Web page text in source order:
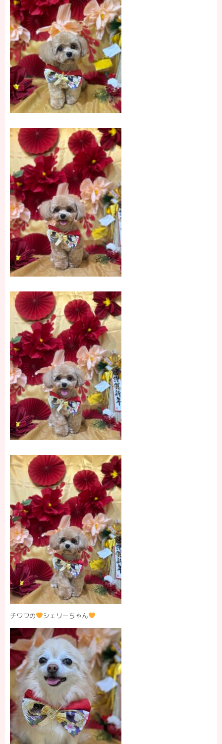
チワワの シェリーちゃん